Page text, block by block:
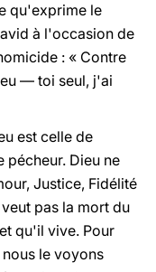
qu'exprime le
à l'occasion de
: « Contre
— toi seul, j'ai
est celle de
pécheur. Dieu ne
Justice, Fidélité
pas la mort du
qu'il vive. Pour
le voyons